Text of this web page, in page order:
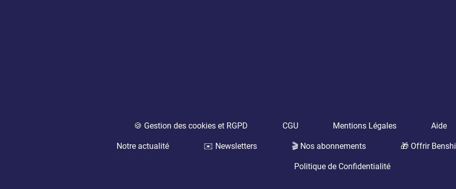
🍪 Gestion des cookies et RGPD CGU Mentions Légales Aide
Notre actualité ✉️ Newsletters 🎬 Nos abonnements 🎁 Offrir Benshi
Politique de Confidentialité